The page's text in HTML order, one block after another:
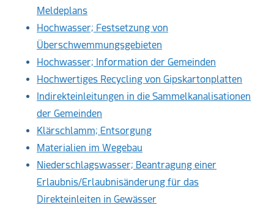
Meldeplans
Hochwasser; Festsetzung von
Überschwemmungsgebieten
Hochwasser; Information der Gemeinden
Hochwertiges Recycling von Gipskartonplatten
Indirekteinleitungen in die Sammelkanalisationen
der Gemeinden
Klärschlamm; Entsorgung
Materialien im Wegebau
Niederschlagswasser; Beantragung einer
Erlaubnis/Erlaubnisänderung für das
Direkteinleiten in Gewässer